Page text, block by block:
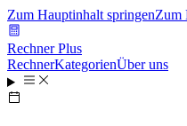
Zum Hauptinhalt springenZum
Rechner Plus
RechnerKategorienÜber uns